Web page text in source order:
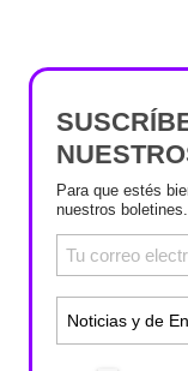
Para que estés
nuestros